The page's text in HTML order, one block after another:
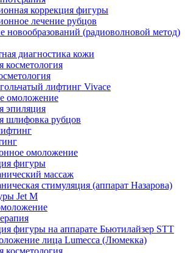
коррекция фигуры
лечение рубцов
новообразований (радиоволновой метод)
диагностика кожи
косметология
лифтинг Vivace
омоложение
эпиляция
шлифовка рубцов
омоложение
фигуры
массаж
стимуляция (аппарат Назарова)
Jet M
фигуры на аппарате Бьютилайзер STT
лица Lumecca (Люмекка)
косметология